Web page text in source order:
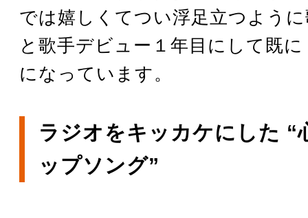
では嬉しくてつい浮足立つよう
と歌手デビュー１年目にして既に
になっています。
ラジオをキッカケにした “
ップソング”